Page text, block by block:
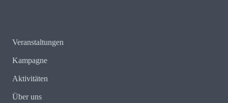
Veranstaltungen
Kampagne
Aktivitäten
Über uns